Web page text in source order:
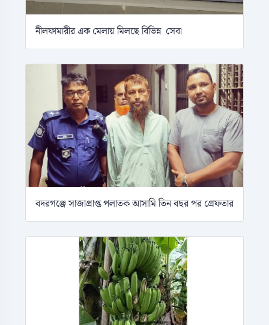
নীলফামারীর এক মেলায় মিলছে বিভিন্ন সেবা
বদরগঞ্জে সাজাপ্রাপ্ত পলাতক আসামি তিন বছর পর গ্রেফতার